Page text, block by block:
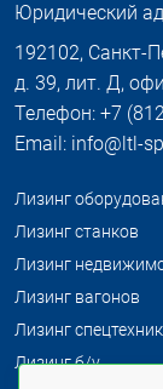
Юридический
192102, Санкт-
д. 39, лит. Д,
Телефон: +7
Email: info@ltl-
Лизинг
Лизинг станков
Лизинг
Лизинг вагонов
Лизинг
Лизинг б/у